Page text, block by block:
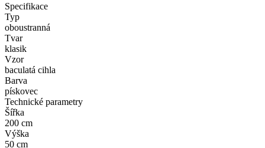
Specifikace
Typ
oboustranná
Tvar
klasik
Vzor
baculatá cihla
Barva
pískovec
Technické parametry
Šířka
200 cm
Výška
50 cm